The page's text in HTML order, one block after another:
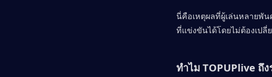
นี่คือเหตุผลที่ผู้เล่นหลายพั
ที่แข่งขันได้โดยไม่ต้องเปลี่
ทำไม TOPUPlive ถึง